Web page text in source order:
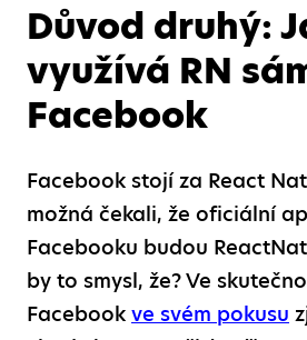
Důvod druhý:
využívá RN
Facebook
Facebook stojí za React
možná čekali, že oficiální
Facebooku budou
by to smysl, že? Ve
Facebook ve svém pokusu